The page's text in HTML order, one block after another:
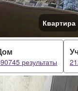
Квартира
результаты